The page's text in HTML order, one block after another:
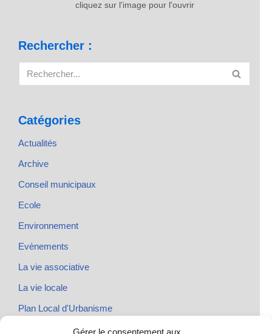
Gérer le consentement aux
cliquez sur l'image pour l'ouvrir
Rechercher :
Catégories
Actualités
Archive
Conseil municipaux
Ecole
Environnement
Evènements
La vie associative
La vie locale
Plan Local d'Urbanisme